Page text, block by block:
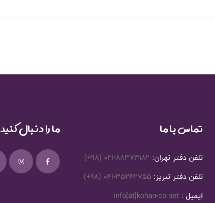
تماس با ما
تلفن دفتر تهران: (+98) 021-88373182
تلفن دفتر تبریز: (+98) 041-35242755
ایمیل : info[at]kohan-co.net
ما را دنبال کنید